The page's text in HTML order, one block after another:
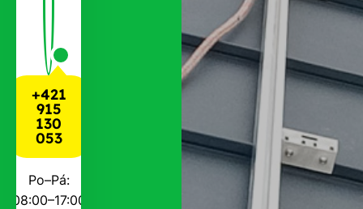
+421
915
130
053
Po–Pá:
08:00–17:00